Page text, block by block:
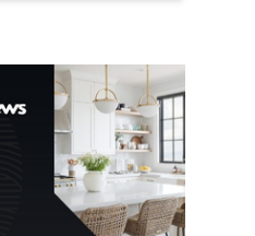
soát công nghệ có thể
khiến công dân Trung
Quốc đối mặt lệnh cấm
xuất cảnh kéo dài tới 3
năm. Trong khi đó, người
nước ngoài sử dụng giấy
tờ giả có nguy cơ bị từ
chối nhập cảnh hoặc
cấm vào Trung Quốc tới